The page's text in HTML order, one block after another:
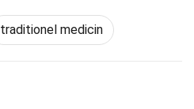
traditionel medicin